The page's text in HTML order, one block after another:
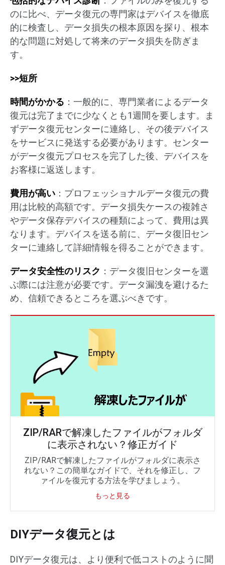
のに比べ、データ復元の専門家はデバイスを徹底
的に検査し、データ損失の根本原因を探り、根本
的な問題に対処して将来のデータ損失を防ぎま
す。
>>短所
時間がかかる ：一般的に、専門業者によるデータ
復元は完了までに少なくとも1週間を要します。ま
ずデータ復元センターに連絡し、その後デバイス
をサービスに発送する必要があります。センター
がデータ復元プロセスを完了した後、デバイスを
お客様に返送します。
費用が高い ：プロフェッショナルデータ復元の費
用は比較的高額です。データ損失ケースの複雑さ
やデータ保存デバイスの種類によって、費用は異
なります。デバイスを送る前に、データ復旧セン
ターに連絡して詳細情報を得ることができます。
データ安全性のリスク ：データ復旧センターを選
ぶ際には注意が必要です。データ漏洩を避けるた
め、信頼できるところを選ぶべきです。
ZIP/RARで解凍したファイルがフォルダ
に表示されない？修正ガイド
ZIP/RARで解凍したファイルがフォルダに表示さ
れない？この簡単なガイドで、それを修正し、フ
ァイルを復元する方法を学びましょう。
もっと見る
DIYデータ復元とは
DIYデータ復元は、より便利で低コストのように聞